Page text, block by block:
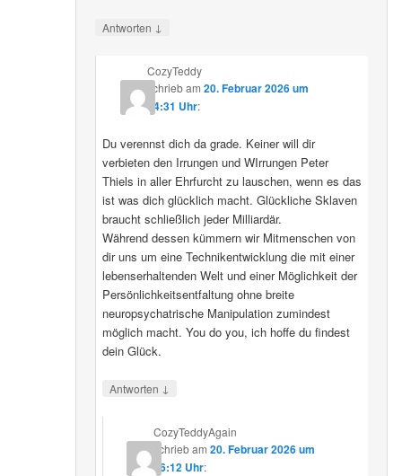
Antworten ↓
CozyTeddy
schriebam 20. Februar 2026 um
14:31 Uhr:
Du verennst dich da grade. Keiner will dir
verbieten den Irrungen und WIrrungen Peter
Thiels in aller Ehrfurcht zu lauschen, wenn es das
ist was dich glücklich macht. Glückliche Sklaven
braucht schließlich jeder Milliardär.
Während dessen kümmern wir Mitmenschen von
dir uns um eine Technikentwicklung die mit einer
lebenserhaltenden Welt und einer Möglichkeit der
Persönlichkeitsentfaltung ohne breite
neuropsychatrische Manipulation zumindest
möglich macht. You do you, ich hoffe du findest
dein Glück.
Antworten ↓
CozyTeddyAgain
schriebam20. Februar 2026 um
16:12 Uhr: